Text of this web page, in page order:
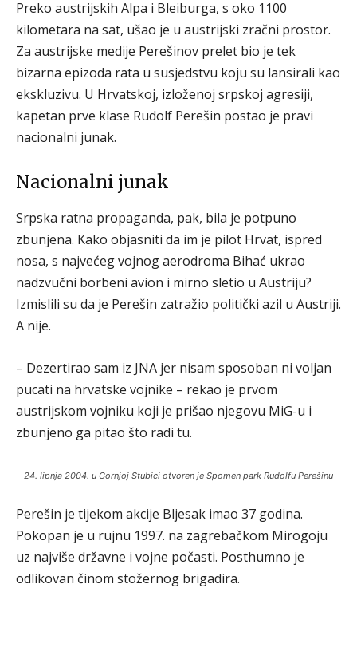
Preko austrijskih Alpa i Bleiburga, s oko 1100
kilometara na sat, ušao je u austrijski zračni prostor.
Za austrijske medije Perešinov prelet bio je tek
bizarna epizoda rata u susjedstvu koju su lansirali kao
ekskluzivu. U Hrvatskoj, izloženoj srpskoj agresiji,
kapetan prve klase Rudolf Perešin postao je pravi
nacionalni junak.
Nacionalni junak
Srpska ratna propaganda, pak, bila je potpuno
zbunjena. Kako objasniti da im je pilot Hrvat, ispred
nosa, s najvećeg vojnog aerodroma Bihać ukrao
nadzvučni borbeni avion i mirno sletio u Austriju?
Izmislili su da je Perešin zatražio politički azil u Austriji.
A nije.
– Dezertirao sam iz JNA jer nisam sposoban ni voljan
pucati na hrvatske vojnike – rekao je prvom
austrijskom vojniku koji je prišao njegovu MiG-u i
zbunjeno ga pitao što radi tu.
24. lipnja 2004. u Gornjoj Stubici otvoren je Spomen park Rudolfu Perešinu
Perešin je tijekom akcije Bljesak imao 37 godina.
Pokopan je u rujnu 1997. na zagrebačkom Mirogoju
uz najviše državne i vojne počasti. Posthumno je
odlikovan činom stožernog brigadira.